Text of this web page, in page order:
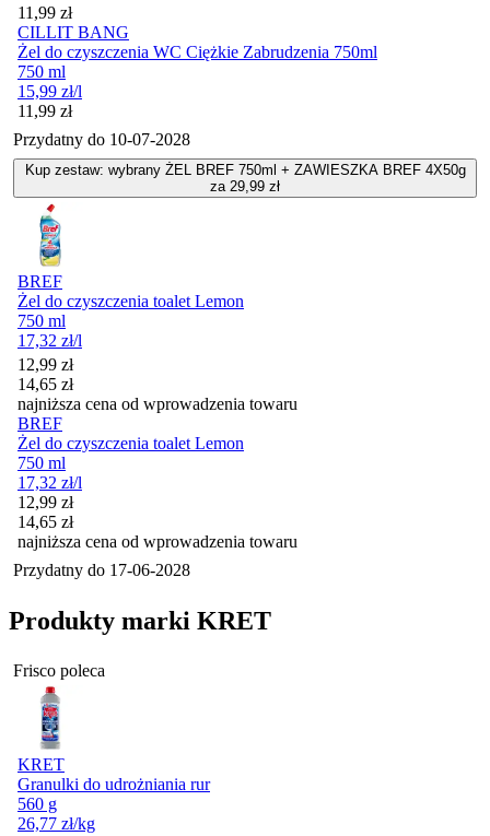
Cena
11,99 zł
CILLIT BANG
Żel do czyszczenia WC Ciężkie Zabrudzenia 750ml
750 ml
15,99 zł/l
Cena
11,99 zł
Przydatny do 10-07-2028
Kup zestaw: wybrany ŻEL BREF 750ml + ZAWIESZKA BREF 4X50g
za 29,99 zł
BREF
Żel do czyszczenia toalet Lemon
750 ml
17,32 zł/l
Cena promocyjna
12,99 zł
14,65 zł
najniższa cena od wprowadzenia towaru
BREF
Żel do czyszczenia toalet Lemon
750 ml
17,32 zł/l
Cena promocyjna
12,99 zł
14,65 zł
najniższa cena od wprowadzenia towaru
Przydatny do 17-06-2028
Produkty marki KRET
Frisco poleca
KRET
Granulki do udrożniania rur
560 g
26,77 zł/kg